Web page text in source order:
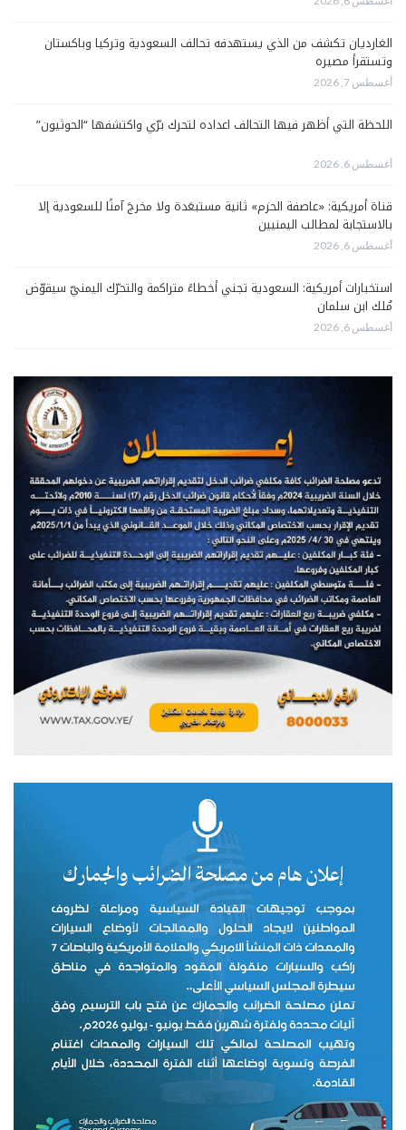
الغارديان تكشف من الذي يستهدفه تحالف السعودية وتركيا وباكستان
وتستقرأ مصيره
أغسطس 7, 2026
اللحظة التي أظهر فيها التحالف اعداده لتحرك برّي واكتشفها “الحوثيون”
أغسطس 6, 2026
قناة أمريكية: «عاصفة الحزم» ثانية مستبعَدة ولا مخرجَ آمنًا للسعودية إلا
بالاستجابة لمطالب اليمنيين
أغسطس 6, 2026
استخبارات أمريكية: السعودية تجني أخطاءً متراكمة والتحرّك اليمنيّ سيقوّض
مُلك ابن سلمان
أغسطس 6, 2026